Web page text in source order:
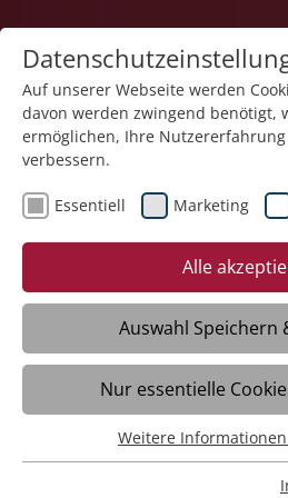
Schreiner (m/w/d)
Ravensburg
Auf unserer Webseite werden
davon werden zwingend benötigt,
ermöglichen, Ihre
verbessern.
Essentiell Marketing
Alle
Auswahl Speichern
Nur essentielle
Essentiell
Essentielle Cookies werden für
Weitere